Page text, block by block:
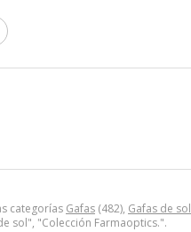
categorías Gafas (482), Gafas de sol
sol", "Colección Farmaoptics.".